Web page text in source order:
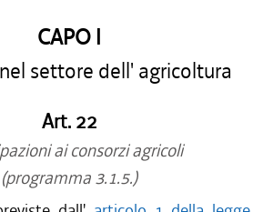
CAPO I
settore dell' agricoltura
Art. 22
ai consorzi agricoli
(programma 3.1.5.)